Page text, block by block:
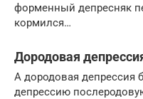
форменный депресняк
кормился…
Дородовая
А дородовая депрессия
депрессию